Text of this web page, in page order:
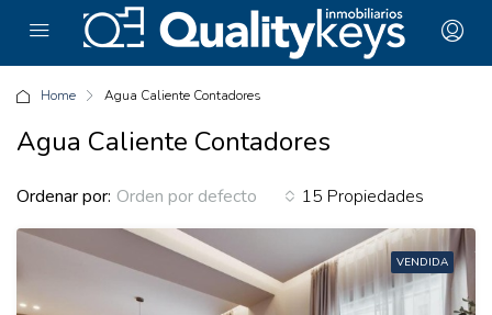
Home Agua Caliente Contadores
Agua Caliente Contadores
15 Propiedades
Ordenar por: Orden por defecto
VENDIDA